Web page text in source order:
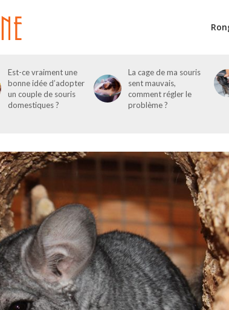
Est-ce vraiment une
bonne idée d’adopter
un couple de souris
domestiques ?
La cage de ma souris
sent mauvais,
comment régler le
problème ?